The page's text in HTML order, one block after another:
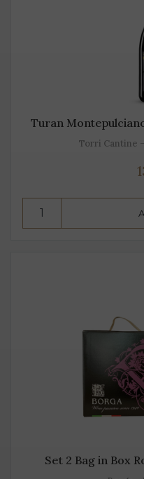
Turan
Torri Cantine -
Set 2 Bag in Box